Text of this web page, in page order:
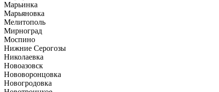
Марьинка
Марьяновка
Мелитополь
Мирноград
Моспино
Нижние Серогозы
Николаевка
Новоазовск
Нововоронцовка
Новогродовка